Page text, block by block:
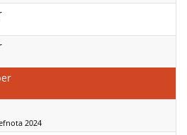
2023
2023
2023
2024